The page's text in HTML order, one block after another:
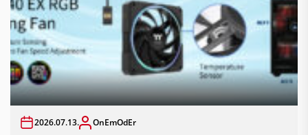
2026.07.13. OnEmOdEr